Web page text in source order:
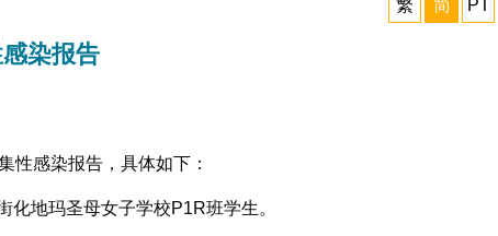
繁 简 PT
染报告
性感染报告，具体如下：
地玛圣母女子学校P1R班学生。